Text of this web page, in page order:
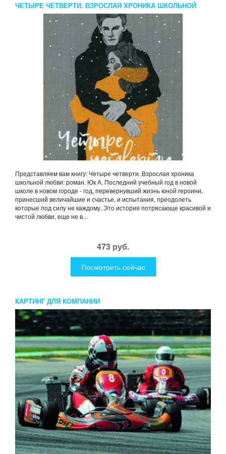
ЧЕТЫРЕ ЧЕТВЕРТИ. ВЗРОСЛАЯ ХРОНИКА ШКОЛЬНОЙ
ЛЮБВИ: РОМАН. ЮК А.
Представляем вам книгу: Четыре четверти. Взрослая хроника
школьной любви: роман. Юк А. Последний учебный год в новой
школе в новом городе - год, перевернувший жизнь юной героини,
принесший величайшие и счастье, и испытания, преодолеть
которые под силу не каждому. Это история потрясающе красивой и
чистой любви, еще не в...
473 руб.
Посмотреть сейчас
КАРТИНГ ДЛЯ КОМПАНИИ